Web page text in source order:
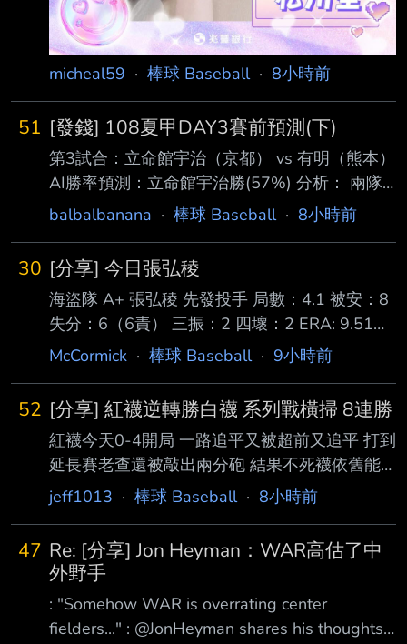
micheal59 · 棒球 Baseball· 8小時前
51 [發錢] 108夏甲DAY3賽前預測(下)
第3試合：立命館宇治（京都） vs 有明（熊本）
AI勝率預測：立命館宇治勝(57%) 分析： 兩隊
地方大會的守備都不算穩定，失誤可能成為這場
力較強，即使落後也有快速追回比分的能力；有
明則是韌性較佳，打接近比分的 能力不錯。整
體差距很小，我僅小幅看好火力較強的立命館宇
治。 我預測：立命館宇治勝(60%) 分析： 立命
館宇治與有明都是在地方大會裡面失誤非常多的
球隊，但有明面對強校的失誤率真的 很高呀，
準決賽跟決賽合計就多達五次失誤，當然立命館
宇治也沒有好到哪去就是了
balbalbanana · 棒球 Baseball· 8小時前
30 [分享] 今日張弘稜
海盜隊 A+ 張弘稜 先發投手 局數：4.1 被安：8
失分：6（6責） 三振：2 四壞：2 ERA: 9.51
Whip: 2 NP:78 今天還是一樣炸，有被開砲。揮
也挺他讓他逃敗。 ----- Sent from JPTT on my
Samsung SM-S9280. -- 心理學分析-富邦的需
求理論 https://imgur.com/cFIWnZB --
McCormick · 棒球 Baseball· 9小時前
52 [分享] 紅襪逆轉勝白襪 系列戰橫掃 8連勝
紅襪今天0-4開局 一路追平又被超前又追平 打到
延長賽老查還被敲出兩分砲 結果不死襪依舊能
打回來 最終在13局跟對手說再見 再次完成系列
31勝 從美聯墊底打到只差外卡1的洋基0.5場 繼
續北伐！ 紅襪這波的韌性真的太扯啦！
https://x.com/BNightengale/status/208557173
0198982659 The Boston Red Sox come from
behind five times, and beat the Chi
jeff1013 · 棒球 Baseball· 8小時前
47 Re: [分享] Jon Heyman：WAR高估了中
外野手
: "Somehow WAR is overrating center
fielders..." : @JonHeyman shares his thoughts